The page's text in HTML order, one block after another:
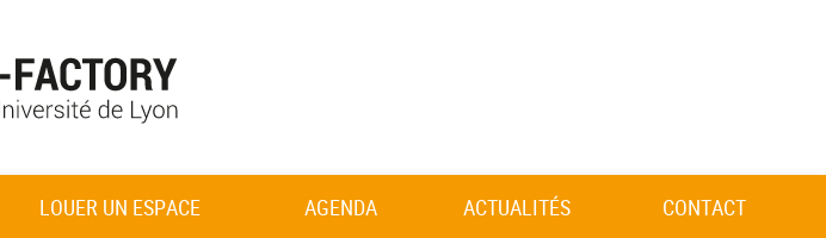
LOUER UN ESPACE AGENDA ACTUALITÉS
CONTACT